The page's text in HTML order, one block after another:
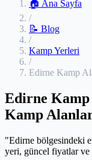
🏠 Ana Sayfa
/
📝 Blog
/
Kamp Yerleri
/
Edirne Kamp
Edirne Kamp
Kamp
"Edirne bölgesindeki
yeri, güncel fiyatlar ve